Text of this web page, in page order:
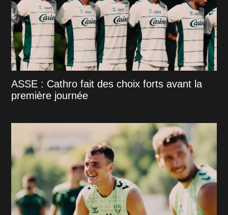
ASSE : Cathro fait des choix forts avant la
première journée